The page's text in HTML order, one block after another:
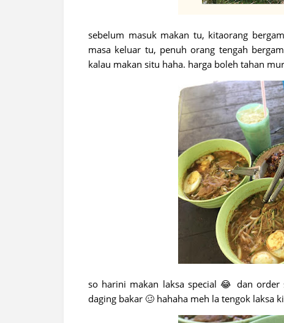
sebelum masuk makan tu, kitaorang
masa keluar tu, penuh orang tengah
kalau makan situ haha. harga boleh tahan
so harini makan laksa special 😂 dan order
daging bakar 🥴 hahaha meh la tengok laksa